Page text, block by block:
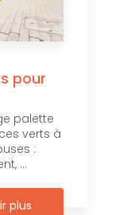
pour
palette
verts à
:
...
plus